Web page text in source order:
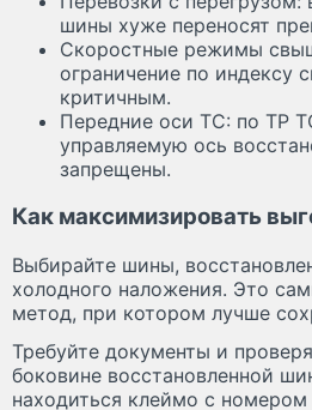
шины хуже переносят
Скоростные режимы
ограничение по индексу
критичным.
Передние оси ТС: по ТР
управляемую ось
запрещены.
Как максимизировать
Выбирайте шины,
холодного наложения. Это
метод, при котором лучше
Требуйте документы и
боковине восстановленной
находиться клеймо с